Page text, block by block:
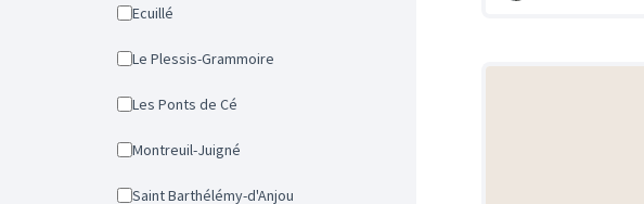
Ecuillé
Le Plessis-Grammoire
Les Ponts de Cé
Montreuil-Juigné
Saint Barthélémy-d'Anjou